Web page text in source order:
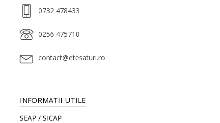
0732 478433
0256 475710
contact@etesaturi.ro
INFORMATII UTILE
SEAP / SICAP